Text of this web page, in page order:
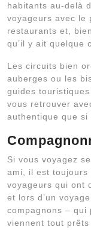
habitants au-delà
voyageurs avec le
restaurants et,
qu’il y ait quelque
Les circuits bien
auberges ou les
guides
vous retrouver
authentique que si
Si vous voyagez
ami, il est toujours
voyageurs qui ont
et lors d’un
compagnons – qui
viennent tout